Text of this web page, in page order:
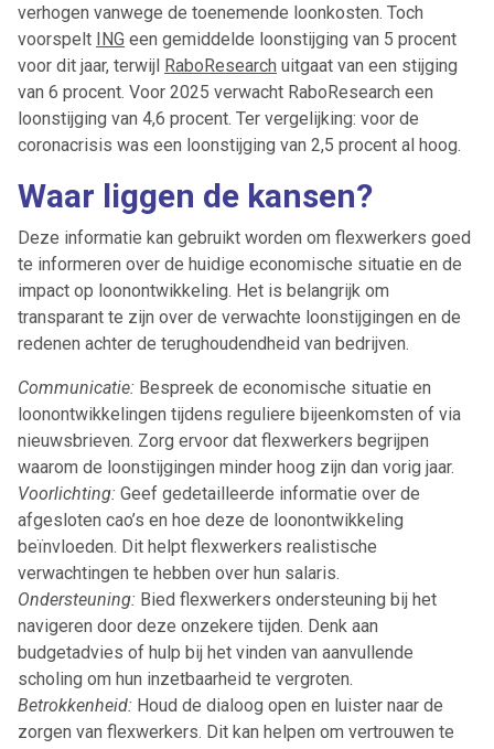
verhogen vanwege de toenemende loonkosten. Toch
voorspelt ING een gemiddelde loonstijging van 5 procent
voor dit jaar, terwijl RaboResearch uitgaat van een stijging
van 6 procent. Voor 2025 verwacht RaboResearch een
loonstijging van 4,6 procent. Ter vergelijking: voor de
coronacrisis was een loonstijging van 2,5 procent al hoog.
Waar liggen de kansen?
Deze informatie kan gebruikt worden om flexwerkers goed
te informeren over de huidige economische situatie en de
impact op loonontwikkeling. Het is belangrijk om
transparant te zijn over de verwachte loonstijgingen en de
redenen achter de terughoudendheid van bedrijven.
Communicatie: Bespreek de economische situatie en
loonontwikkelingen tijdens reguliere bijeenkomsten of via
nieuwsbrieven. Zorg ervoor dat flexwerkers begrijpen
waarom de loonstijgingen minder hoog zijn dan vorig jaar.
Voorlichting: Geef gedetailleerde informatie over de
afgesloten cao’s en hoe deze de loonontwikkeling
beïnvloeden. Dit helpt flexwerkers realistische
verwachtingen te hebben over hun salaris.
Ondersteuning: Bied flexwerkers ondersteuning bij het
navigeren door deze onzekere tijden. Denk aan
budgetadvies of hulp bij het vinden van aanvullende
scholing om hun inzetbaarheid te vergroten.
Betrokkenheid: Houd de dialoog open en luister naar de
zorgen van flexwerkers. Dit kan helpen om vertrouwen te